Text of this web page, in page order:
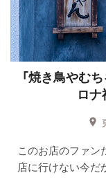
「焼き鳥やむ
ロ
このお店のファン
店に行けない今だ